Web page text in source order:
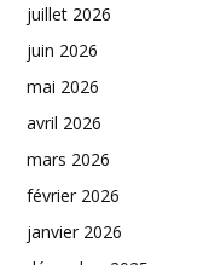
juillet 2026
juin 2026
mai 2026
avril 2026
mars 2026
février 2026
janvier 2026